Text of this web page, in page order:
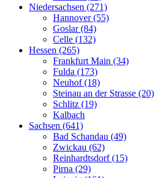
Niedersachsen (271)
Hannover (55)
Goslar (84)
Celle (132)
Hessen (265)
Frankfurt Main (34)
Fulda (173)
Neuhof (18)
Steinau an der Strasse (20)
Schlitz (19)
Kalbach
Sachsen (641)
Bad Schandau (49)
Zwickau (62)
Reinhardtsdorf (15)
Pirna (29)